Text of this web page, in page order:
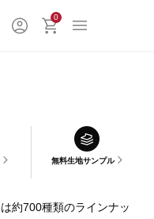
0
無料生地サンプル
約700種類のラインナッ